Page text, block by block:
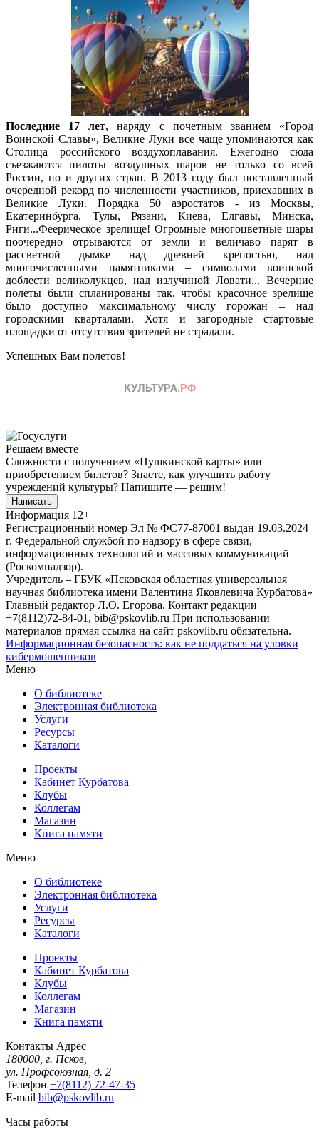
Последние 17 лет, наряду с почетным званием «Город
Воинской Славы», Великие Луки все чаще упоминаются как
Столица российского воздухоплавания. Ежегодно сюда
съезжаются пилоты воздушных шаров не только со всей
России, но и других стран. В 2013 году был поставленный
очередной рекорд по численности участников, приехавших в
Великие Луки. Порядка 50 аэростатов - из Москвы,
Екатеринбурга, Тулы, Рязани, Киева, Елгавы, Минска,
Риги...Феерическое зрелище! Огромные многоцветные шары
поочередно отрываются от земли и величаво парят в
рассветной дымке над древней крепостью, над
многочисленными памятниками – символами воинской
доблести великолукцев, над излучиной Ловати... Вечерние
полеты были спланированы так, чтобы красочное зрелище
было доступно максимальному числу горожан – над
городскими кварталами. Хотя и загородные стартовые
площадки от отсутствия зрителей не страдали.
Успешных Вам полетов!
Решаем вместе
Сложности с получением «Пушкинской карты» или
приобретением билетов? Знаете, как улучшить работу
учреждений культуры? Напишите — решим!
Написать
Информация 12+
Регистрационный номер Эл № ФС77-87001 выдан 19.03.2024
г. Федеральной службой по надзору в сфере связи,
информационных технологий и массовых коммуникаций
(Роскомнадзор).
Учредитель – ГБУК «Псковская областная универсальная
научная библиотека имени Валентина Яковлевича Курбатова»
Главный редактор Л.О. Егорова. Контакт редакции
+7(8112)72-84-01, bib@pskovlib.ru При использовании
материалов прямая ссылка на сайт pskovlib.ru обязательна.
Информационная безопасность: как не поддаться на уловки
кибермошенников
Меню
О библиотеке
Электронная библиотека
Услуги
Ресурсы
Каталоги
Проекты
Кабинет Курбатова
Клубы
Коллегам
Магазин
Книга памяти
Меню
О библиотеке
Электронная библиотека
Услуги
Ресурсы
Каталоги
Проекты
Кабинет Курбатова
Клубы
Коллегам
Магазин
Книга памяти
Контакты Адрес
180000, г. Псков,
ул. Профсоюзная, д. 2
Телефон +7(8112) 72-47-35
E-mail bib@pskovlib.ru
Часы работы